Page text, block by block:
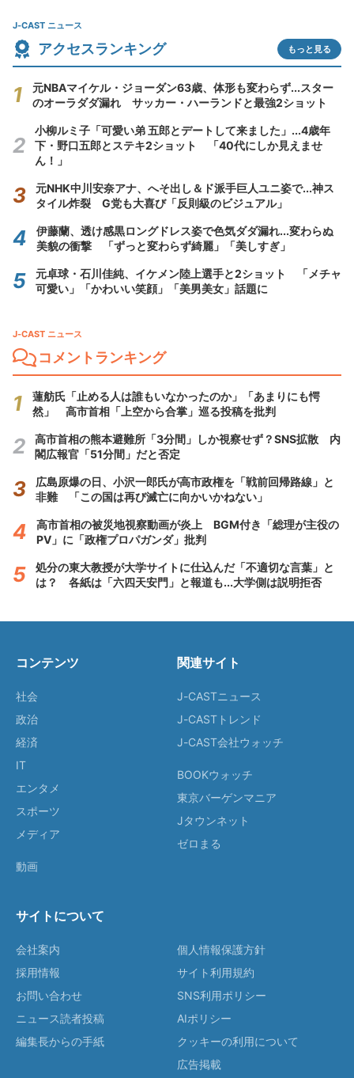
J-CAST ニュース
アクセスランキング もっと見る
元NBAマイケル・ジョーダン63歳、体形も変わらず...スター
のオーラダダ漏れ サッカー・ハーランドと最強2ショット
小柳ルミ子「可愛い弟 五郎とデートして来ました」...4歳年
下・野口五郎とステキ2ショット 「40代にしか見えませ
ん！」
元NHK中川安奈アナ、へそ出し＆ド派手巨人ユニ姿で...神ス
タイル炸裂 G党も大喜び「反則級のビジュアル」
伊藤蘭、透け感黒ロングドレス姿で色気ダダ漏れ...変わらぬ
美貌の衝撃 「ずっと変わらず綺麗」「美しすぎ」
元卓球・石川佳純、イケメン陸上選手と2ショット 「メチャ
可愛い」「かわいい笑顔」「美男美女」話題に
J-CAST ニュース
コメントランキング
蓮舫氏「止める人は誰もいなかったのか」「あまりにも愕
然」 高市首相「上空から合掌」巡る投稿を批判
高市首相の熊本避難所「3分間」しか視察せず？SNS拡散 内
閣広報官「51分間」だと否定
広島原爆の日、小沢一郎氏が高市政権を「戦前回帰路線」と
非難 「この国は再び滅亡に向かいかねない」
高市首相の被災地視察動画が炎上 BGM付き「総理が主役の
PV」に「政権プロパガンダ」批判
処分の東大教授が大学サイトに仕込んだ「不適切な言葉」と
は？ 各紙は「六四天安門」と報道も...大学側は説明拒否
コンテンツ
社会
政治
経済
IT
エンタメ
スポーツ
メディア
動画
関連サイト
J-CASTニュース
J-CASTトレンド
J-CAST会社ウォッチ
BOOKウォッチ
東京バーゲンマニア
Jタウンネット
ゼロまる
サイトについて
会社案内
採用情報
お問い合わせ
ニュース読者投稿
編集長からの手紙
個人情報保護方針
サイト利用規約
SNS利用ポリシー
AIポリシー
クッキーの利用について
広告掲載